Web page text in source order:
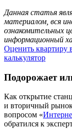
Данная статья
материалом, вся
ознакомительных
информационный
Оценить квартиру
калькулятор
Подорожает
Как открытие
и вторичный
вопросом «
обратился к